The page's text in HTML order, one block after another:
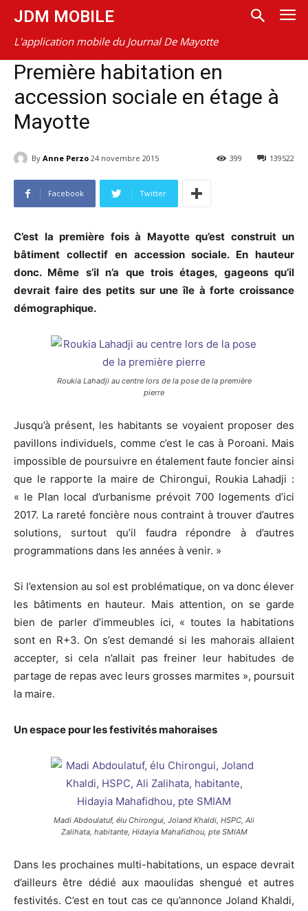
JDM MOBILE
L'application mobile du Journal De Mayotte
Première habitation en
accession sociale en étage à
Mayotte
By Anne Perzo 24 novembre 2015 139522
399
Facebook Twitter
C’est la première fois à Mayotte qu’est construit un
bâtiment collectif en accession sociale. En hauteur
donc. Même s’il n’a que trois étages, gageons qu’il
devrait faire des petits sur une île à forte croissance
démographique.
Roukia Lahadji au centre lors de la pose de la première
pierre
Jusqu’à présent, les habitants se voyaient proposer des
pavillons individuels, comme c’est le cas à Poroani. Mais
impossible de poursuivre en étalement faute foncier ainsi
que le rapporte la maire de Chirongui, Roukia Lahadji :
« le Plan local d’urbanisme prévoit 700 logements d’ici
2017. La rareté foncière nous contraint à trouver d’autres
solutions, surtout qu’il faudra répondre à d’autres
programmations dans les années à venir. »
Si l’extension au sol est problématique, on va donc élever
les bâtiments en hauteur. Mais attention, on se garde
bien de parler d’immeubles ici, « toutes la habitations
sont en R+3. On s’est demandé si les mahorais allaient
accepter, si cela n’allait pas freiner leur habitudes de
partage de repas avec leurs grosses marmites », poursuit
la maire.
Un espace pour les festivités mahoraises
Madi Abdoulatuf, élu Chirongui, Joland Khaldi, HSPC, Ali
Zalihata, habitante, Hidayia Mahafidhou, pte SMIAM
Dans les prochaines multi-habitations, un espace devrait
d’ailleurs être dédié aux maoulidas shengué et autres
festivités. C’est en tout cas ce qu’annonce Joland Khaldi,